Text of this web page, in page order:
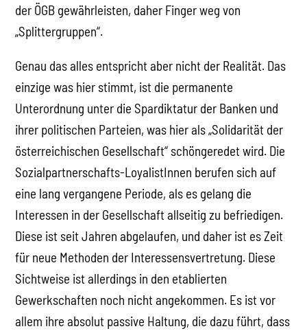
der ÖGB gewährleisten, daher Finger weg von
„Splittergruppen“.
Genau das alles entspricht aber nicht der Realität. Das
einzige was hier stimmt, ist die permanente
Unterordnung unter die Spardiktatur der Banken und
ihrer politischen Parteien, was hier als „Solidarität der
österreichischen Gesellschaft“ schöngeredet wird. Die
Sozialpartnerschafts-LoyalistInnen berufen sich auf
eine lang vergangene Periode, als es gelang die
Interessen in der Gesellschaft allseitig zu befriedigen.
Diese ist seit Jahren abgelaufen, und daher ist es Zeit
für neue Methoden der Interessensvertretung. Diese
Sichtweise ist allerdings in den etablierten
Gewerkschaften noch nicht angekommen. Es ist vor
allem ihre absolut passive Haltung, die dazu führt, dass